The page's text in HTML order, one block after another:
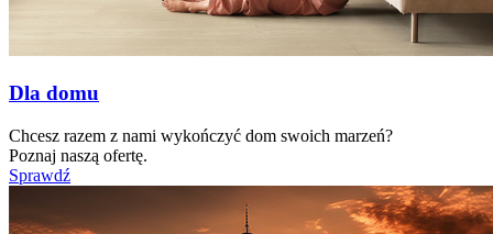
Dla domu
Chcesz razem z nami wykończyć dom swoich marzeń?
Poznaj naszą ofertę.
Sprawdź